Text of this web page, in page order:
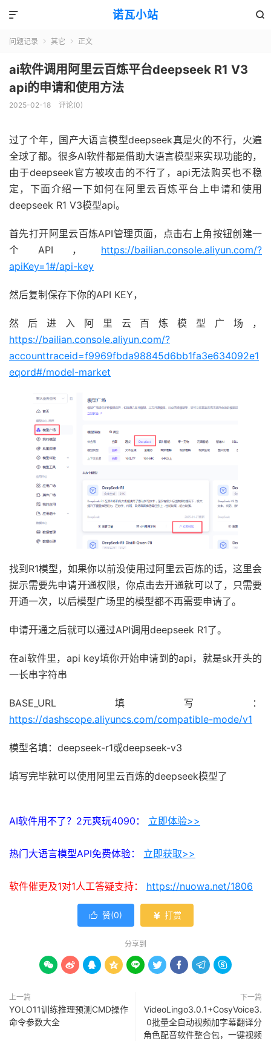
诺瓦小站 

问题记录  其它  正文
ai软件调用阿里云百炼平台deepseek R1 V3
api的申请和使用方法
2025-02-18 评论(0)
过了个年，国产大语言模型deepseek真是火的不行，火遍
全球了都。很多AI软件都是借助大语言模型来实现功能的，
由于deepseek官方被攻击的不行了，api无法购买也不稳
定，下面介绍一下如何在阿里云百炼平台上申请和使用
deepseek R1 V3模型api。
首先打开阿里云百炼API管理页面，点击右上角按钮创建一
个API， https://bailian.console.aliyun.com/?
apiKey=1#/api-key
然后复制保存下你的API KEY，
然后进入阿里云百炼模型广场，
https://bailian.console.aliyun.com/?
accounttraceid=f9969fbda98845d6bb1fa3e634092e1
eqord#/model-market
找到R1模型，如果你以前没使用过阿里云百炼的话，这里会
提示需要先申请开通权限，你点击去开通就可以了，只需要
开通一次，以后模型广场里的模型都不再需要申请了。
申请开通之后就可以通过API调用deepseek R1了。
在ai软件里，api key填你开始申请到的api，就是sk开头的
一长串字符串
BASE_URL填写：
https://dashscope.aliyuncs.com/compatible-mode/v1
模型名填：deepseek-r1或deepseek-v3
填写完毕就可以使用阿里云百炼的deepseek模型了
AI软件用不了？2元爽玩4090： 立即体验>>
热门大语言模型API免费体验： 立即获取>>
软件催更及1对1人工答疑支持： https://nuowa.net/1806
 赞(0)  打赏
分享到
        
上一篇
YOLO11训练推理预测CMD操作
命令参数大全
下一篇
VideoLingo3.0.1+CosyVoice3.
0批量全自动视频加字幕翻译分
角色配音软件整合包，一键视频